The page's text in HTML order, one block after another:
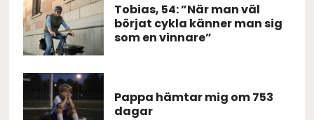
Tobias, 54: ”När man väl
börjat cykla känner man sig
som en vinnare”
Pappa hämtar mig om 753
dagar